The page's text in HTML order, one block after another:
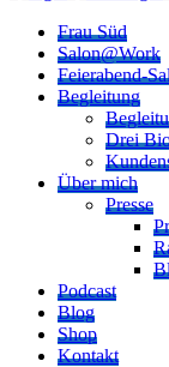
Frau Süd
Salon@Work
Feierabend-
Begleitung
Drei
Über mich
Presse
Podcast
Blog
Shop
Kontakt